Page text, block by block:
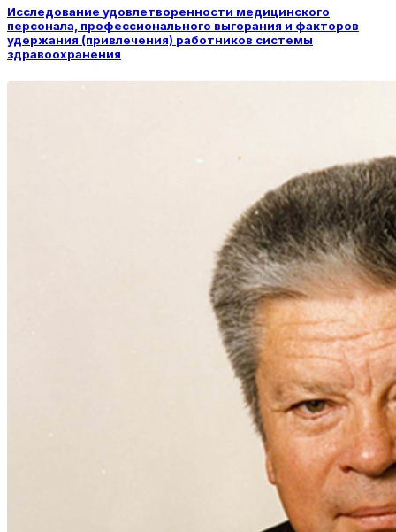
Исследование удовлетворенности медицинского
персонала, профессионального выгорания и факторов
удержания (привлечения) работников системы
здравоохранения